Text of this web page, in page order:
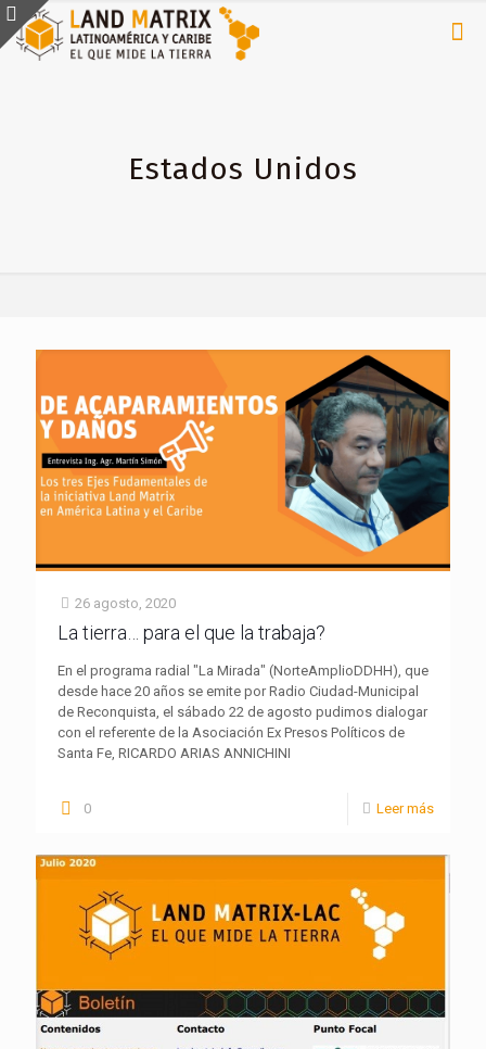
Estados Unidos
26 agosto, 2020
La tierra… para el que la trabaja?
En el programa radial "La Mirada" (NorteAmplioDDHH), que
desde hace 20 años se emite por Radio Ciudad-Municipal
de Reconquista, el sábado 22 de agosto pudimos dialogar
con el referente de la Asociación Ex Presos Políticos de
Santa Fe, RICARDO ARIAS ANNICHINI
0 Leer más